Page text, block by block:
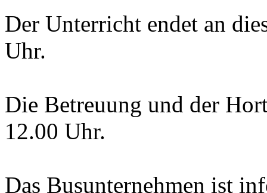
Der Unterricht endet an
Uhr.
Die Betreuung und der
12.00 Uhr.
Das Busunternehmen ist